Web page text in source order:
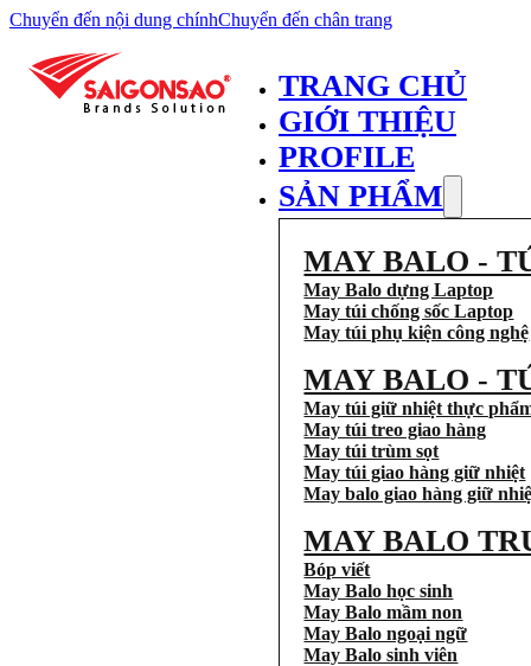
Chuyển đến nội dung chínhChuyển đến chân trang
TRANG CHỦ
GIỚI THIỆU
PROFILE
SẢN PHẨM
MAY BALO -
May Balo dựng Laptop
May túi chống sốc Laptop
May túi phụ kiện công nghệ
MAY BALO -
May túi giữ nhiệt thực
May túi treo giao hàng
May túi trùm sọt
May túi giao hàng giữ nhiệt
May balo giao hàng giữ
MAY BALO
Bóp viết
May Balo học sinh
May Balo mầm non
May Balo ngoại ngữ
May Balo sinh viên